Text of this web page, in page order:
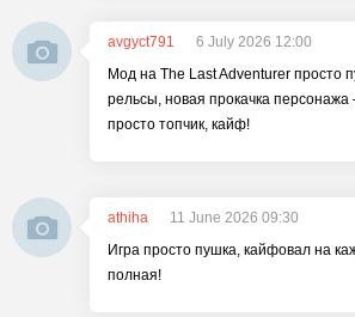
avgyct791
6 July 2026 12:00
Мод на The Last Adventurer просто
рельсы, новая прокачка персонажа
просто топчик, кайф!
athiha
11 June 2026 09:30
Игра просто пушка, кайфовал на
полная!